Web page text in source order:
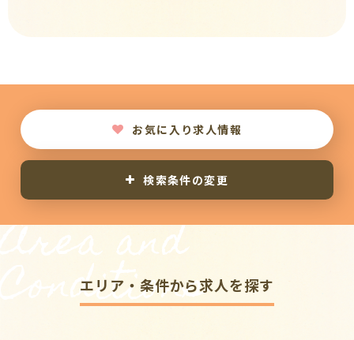
お気に入り求人情報
検索条件の変更
Area and
Conditions
エリア・条件から求人を探す